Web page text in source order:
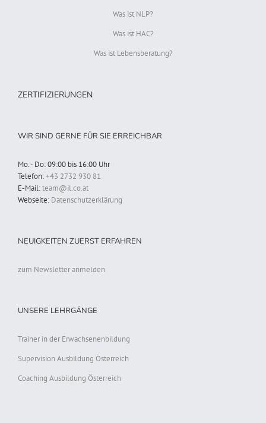
Was ist NLP?
Was ist HAC?
Was ist Lebensberatung?
ZERTIFIZIERUNGEN
WIR SIND GERNE FÜR SIE ERREICHBAR
Mo. - Do: 09:00 bis 16:00 Uhr
Telefon:+43 2732 930 81
E-Mail:team@il.co.at
Webseite: Datenschutzerklärung
NEUIGKEITEN ZUERST ERFAHREN
zum Newsletter anmelden
UNSERE LEHRGÄNGE
Trainer in der Erwachsenenbildung
Supervision Ausbildung Österreich
Coaching Ausbildung Österreich